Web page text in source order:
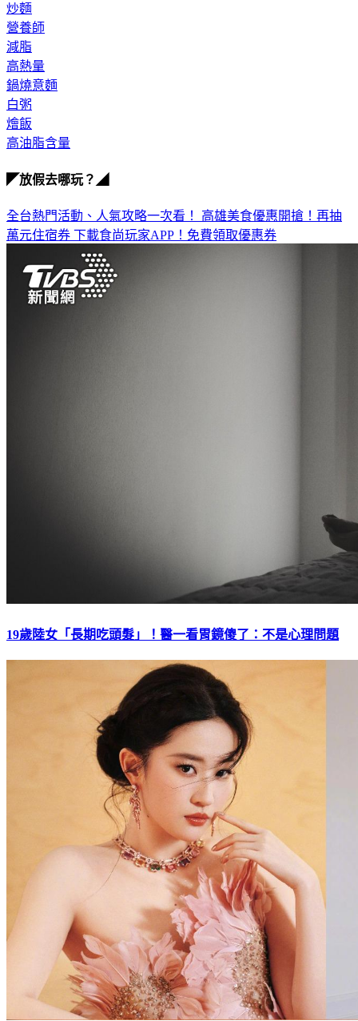
炒麵
營養師
減脂
高熱量
鍋燒意麵
白粥
燴飯
高油脂含量
◤放假去哪玩？◢
全台熱門活動、人氣攻略一次看！ 高雄美食優惠開搶！再抽
萬元住宿券 下載食尚玩家APP！免費領取優惠券
19歲陸女「長期吃頭髮」！醫一看胃鏡傻了：不是心理問題